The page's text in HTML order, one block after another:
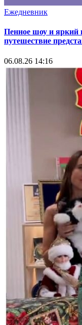
Ежедневник
Пенное шоу и яркий
путешествие
06.08.26 14:16